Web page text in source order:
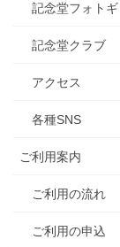
記念堂フォト
記念堂クラブ
アクセス
各種SNS
ご利用案内
ご利用の流れ
ご利用の申込